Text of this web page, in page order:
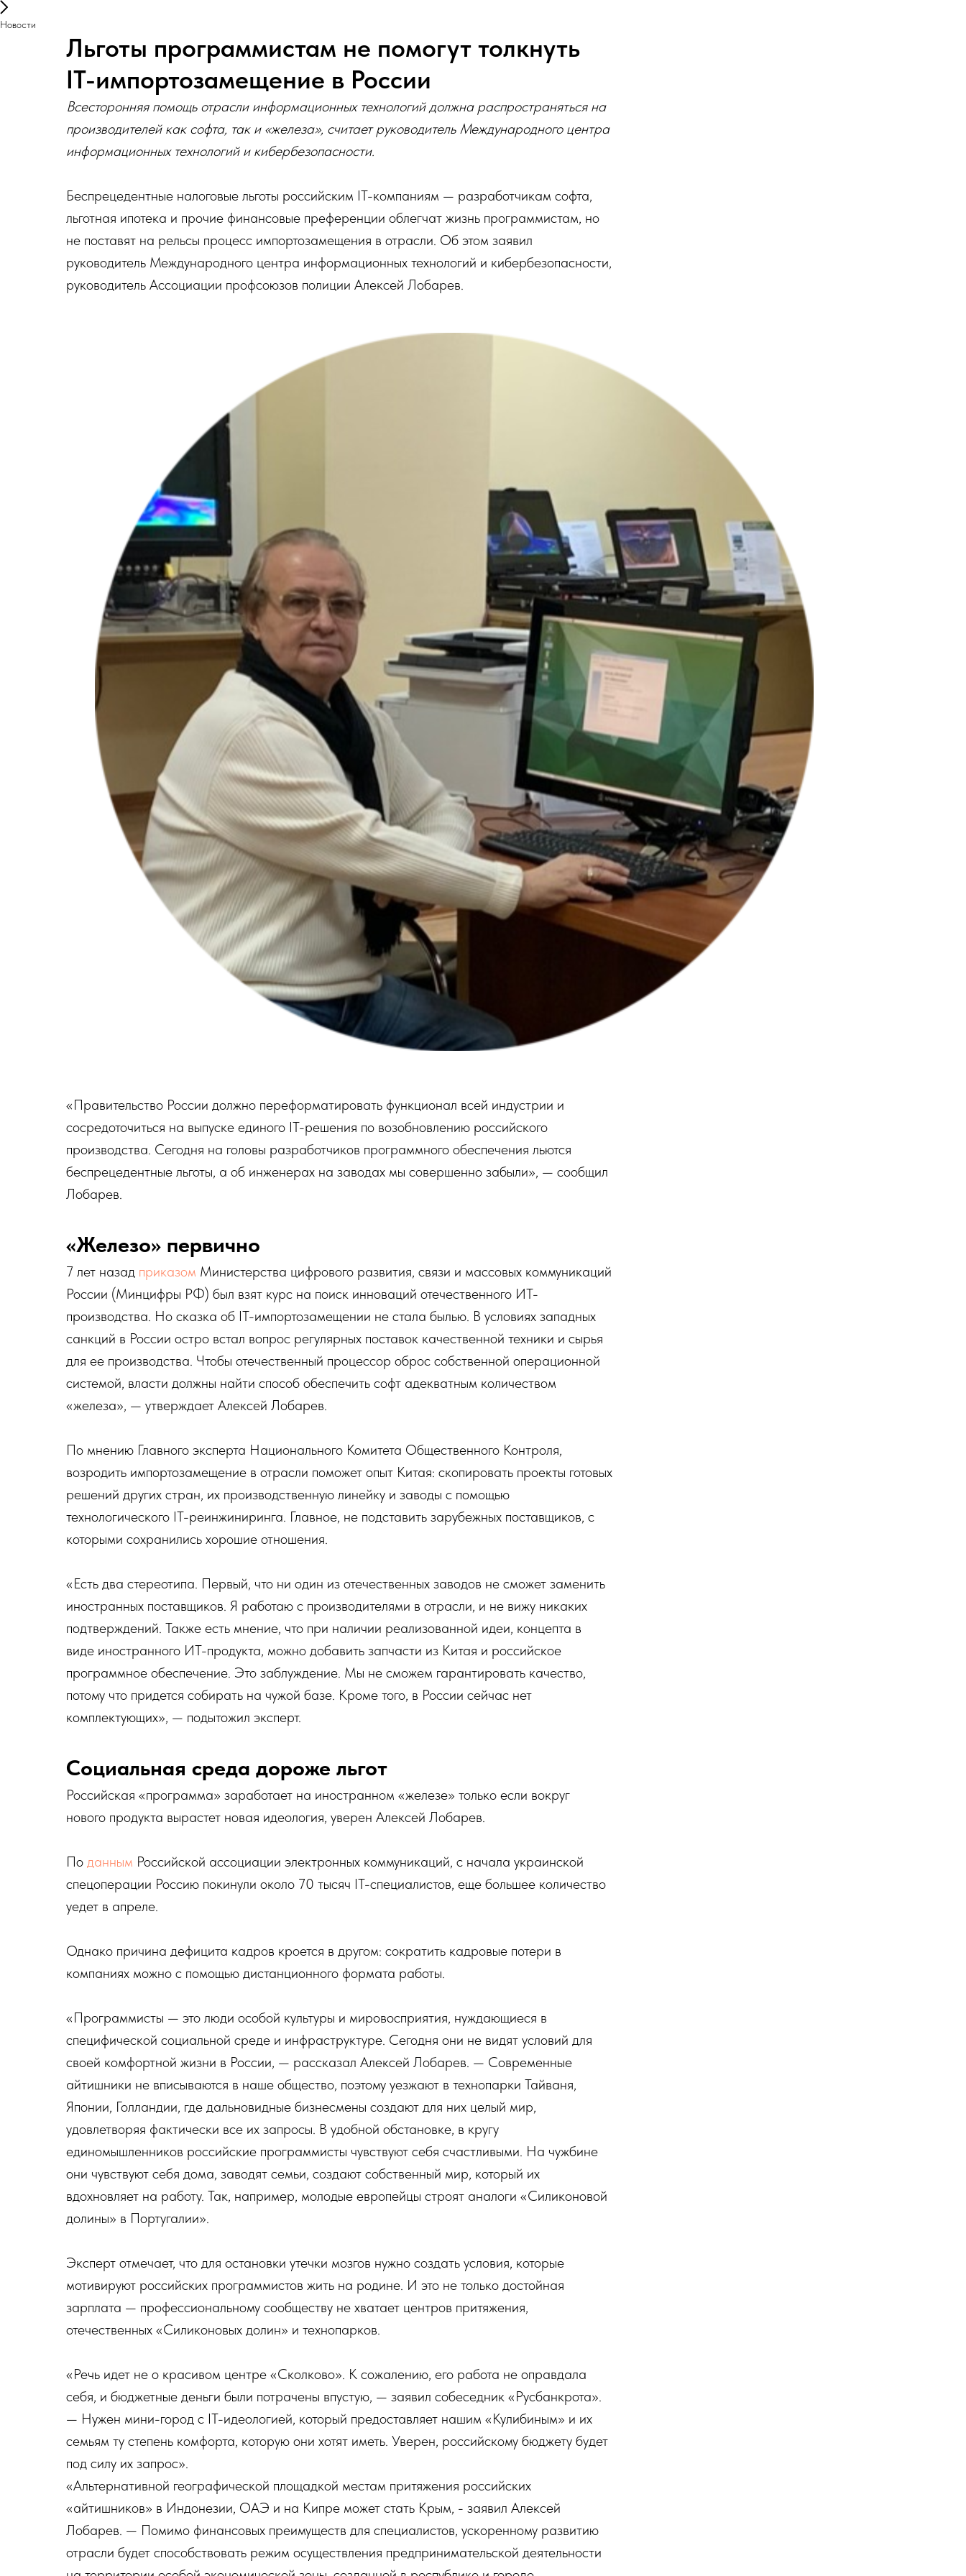
Новости
Льготы программистам не помогут толкнуть
IT-импортозамещение в России
Всесторонняя помощь отрасли информационных технологий должна распространяться на
производителей как софта, так и «железа», считает руководитель Международного центра
информационных технологий и кибербезопасности.
Беспрецедентные налоговые льготы российским IT-компаниям — разработчикам софта,
льготная ипотека и прочие финансовые преференции облегчат жизнь программистам, но
не поставят на рельсы процесс импортозамещения в отрасли. Об этом заявил
руководитель Международного центра информационных технологий и кибербезопасности,
руководитель Ассоциации профсоюзов полиции Алексей Лобарев.
«Правительство России должно переформатировать функционал всей индустрии и
сосредоточиться на выпуске единого IT-решения по возобновлению российского
производства. Сегодня на головы разработчиков программного обеспечения льются
беспрецедентные льготы, а об инженерах на заводах мы совершенно забыли», — сообщил
Лобарев.
«Железо» первично
7 лет назад приказом Министерства цифрового развития, связи и массовых коммуникаций
России (Минцифры РФ) был взят курс на поиск инноваций отечественного ИТ-
производства. Но сказка об IT-импортозамещении не стала былью. В условиях западных
санкций в России остро встал вопрос регулярных поставок качественной техники и сырья
для ее производства. Чтобы отечественный процессор оброс собственной операционной
системой, власти должны найти способ обеспечить софт адекватным количеством
«железа», — утверждает Алексей Лобарев.
По мнению Главного эксперта Национального Комитета Общественного Контроля,
возродить импортозамещение в отрасли поможет опыт Китая: скопировать проекты готовых
решений других стран, их производственную линейку и заводы с помощью
технологического IT-реинжиниринга. Главное, не подставить зарубежных поставщиков, с
которыми сохранились хорошие отношения.
«Есть два стереотипа. Первый, что ни один из отечественных заводов не сможет заменить
иностранных поставщиков. Я работаю с производителями в отрасли, и не вижу никаких
подтверждений. Также есть мнение, что при наличии реализованной идеи, концепта в
виде иностранного ИТ-продукта, можно добавить запчасти из Китая и российское
программное обеспечение. Это заблуждение. Мы не сможем гарантировать качество,
потому что придется собирать на чужой базе. Кроме того, в России сейчас нет
комплектующих», — подытожил эксперт.
Социальная среда дороже льгот
Российская «программа» заработает на иностранном «железе» только если вокруг
нового продукта вырастет новая идеология, уверен Алексей Лобарев.
По данным Российской ассоциации электронных коммуникаций, с начала украинской
спецоперации Россию покинули около 70 тысяч IT-специалистов, еще большее количество
уедет в апреле.
Однако причина дефицита кадров кроется в другом: сократить кадровые потери в
компаниях можно с помощью дистанционного формата работы.
«Программисты — это люди особой культуры и мировосприятия, нуждающиеся в
специфической социальной среде и инфраструктуре. Сегодня они не видят условий для
своей комфортной жизни в России, — рассказал Алексей Лобарев. — Современные
айтишники не вписываются в наше общество, поэтому уезжают в технопарки Тайваня,
Японии, Голландии, где дальновидные бизнесмены создают для них целый мир,
удовлетворяя фактически все их запросы. В удобной обстановке, в кругу
единомышленников российские программисты чувствуют себя счастливыми. На чужбине
они чувствуют себя дома, заводят семьи, создают собственный мир, который их
вдохновляет на работу. Так, например, молодые европейцы строят аналоги «Силиконовой
долины» в Португалии».
Эксперт отмечает, что для остановки утечки мозгов нужно создать условия, которые
мотивируют российских программистов жить на родине. И это не только достойная
зарплата — профессиональному сообществу не хватает центров притяжения,
отечественных «Силиконовых долин» и технопарков.
«Речь идет не о красивом центре «Сколково». К сожалению, его работа не оправдала
себя, и бюджетные деньги были потрачены впустую, — заявил собеседник «Русбанкрота».
— Нужен мини-город с IT-идеологией, который предоставляет нашим «Кулибиным» и их
семьям ту степень комфорта, которую они хотят иметь. Уверен, российскому бюджету будет
под силу их запрос».
«Альтернативной географической площадкой местам притяжения российских
«айтишников» в Индонезии, ОАЭ и на Кипре может стать Крым, - заявил Алексей
Лобарев. — Помимо финансовых преимуществ для специалистов, ускоренному развитию
отрасли будет способствовать режим осуществления предпринимательской деятельности